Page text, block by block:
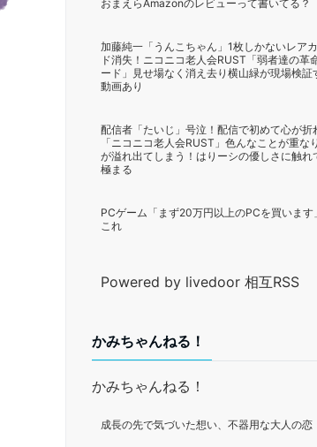
おまえらAmazonのレビューって書いてる？
加藤純一「うんこちゃん」1枚しかないレア
ド消失！ニコニコ老人会RUST「弱者達の革
ード」見せ場なく消え去り横山緑が現場検証
動画あり
配信者「たいじ」号泣！配信で初めて心が折
「ニコニコ老人会RUST」色んなことが重な
が溢れ出てしまう！はりーシの優しさに触れ
極まる
PCゲーム「まず20万円以上のPCを買いま
これ
Powered by livedoor 相互RSS
かみちゃんねる！
かみちゃんねる！
成長の先で気づいた想い、不器用な大人の恋